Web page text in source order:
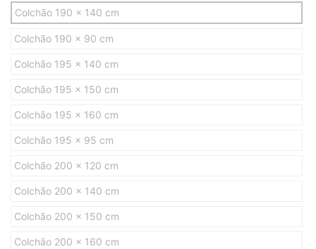
Colchão 190 x 140 cm
Colchão 190 x 90 cm
Colchão 195 x 140 cm
Colchão 195 x 150 cm
Colchão 195 x 160 cm
Colchão 195 x 95 cm
Colchão 200 x 120 cm
Colchão 200 x 140 cm
Colchão 200 x 150 cm
Colchão 200 x 160 cm